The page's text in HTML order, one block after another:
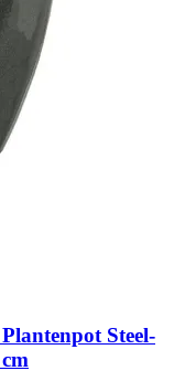
Plantenpot Steel-​